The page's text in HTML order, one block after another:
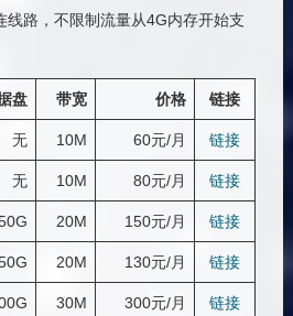
线路，不限制流量从4G内存开始支
盘 带宽 价格 链接
无 10M 60元/月 链接
无 10M 80元/月 链接
20M 150元/月 链接
20M 130元/月 链接
30M 300元/月 链接